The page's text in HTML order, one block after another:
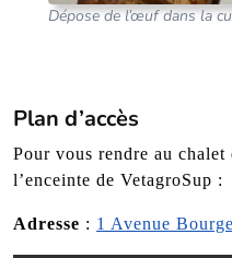
Dépose de l’œuf dans la
Plan d’accès
Pour vous rendre au
l’enceinte de VetagroSup :
Adresse : 1 Avenue